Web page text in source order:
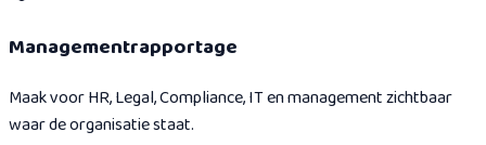
Managementrapportage
Maak voor HR, Legal, Compliance, IT en management zichtbaar
waar de organisatie staat.